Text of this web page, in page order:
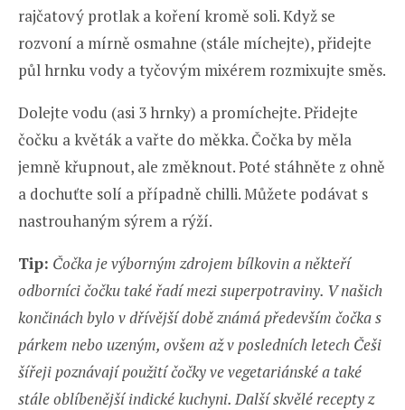
rajčatový protlak a koření kromě soli. Když se
rozvoní a mírně osmahne (stále míchejte), přidejte
půl hrnku vody a tyčovým mixérem rozmixujte směs.
Dolejte vodu (asi 3 hrnky) a promíchejte. Přidejte
čočku a květák a vařte do měkka. Čočka by měla
jemně křupnout, ale změknout. Poté stáhněte z ohně
a dochuťte solí a případně chilli. Můžete podávat s
nastrouhaným sýrem a rýží.
Tip: Čočka je výborným zdrojem bílkovin a někteří
odborníci čočku také řadí mezi superpotraviny. V našich
končinách bylo v dřívější době známá především čočka s
párkem nebo uzeným, ovšem až v posledních letech Češi
šířeji poznávají použití čočky ve vegetariánské a také
stále oblíbenější indické kuchyni. Další skvělé recepty z